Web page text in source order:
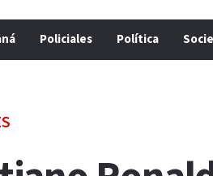
Policiales Política